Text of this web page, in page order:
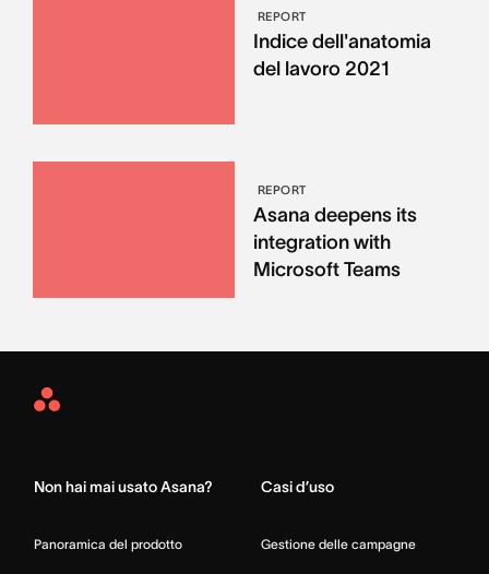
REPORT
Indice dell'anatomia
del lavoro 2021
REPORT
Asana deepens its
integration with
Microsoft Teams
Asana
Non hai mai usato Asana?
Panoramica del prodotto
Casi d’uso
Gestione delle campagne